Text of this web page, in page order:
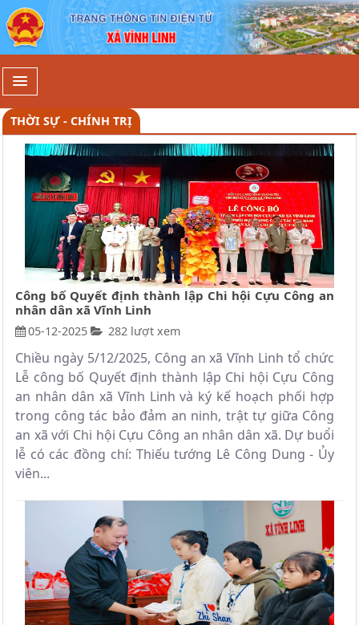
Kinh tế - Đầu tư - Xã Vĩnh Linh
THỜI SỰ - CHÍNH TRỊ
Công bố Quyết định thành lập Chi hội Cựu Công an
nhân dân xã Vĩnh Linh
05-12-2025 282 lượt xem
Chiều ngày 5/12/2025, Công an xã Vĩnh Linh tổ chức
Lễ công bố Quyết định thành lập Chi hội Cựu Công
an nhân dân xã Vĩnh Linh và ký kế hoạch phối hợp
trong công tác bảo đảm an ninh, trật tự giữa Công
an xã với Chi hội Cựu Công an nhân dân xã. Dự buổi
lễ có các đồng chí: Thiếu tướng Lê Công Dung - Ủy
viên...